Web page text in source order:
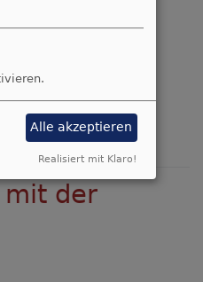
mit der
Alle akzeptieren
Realisiert mit Klaro!